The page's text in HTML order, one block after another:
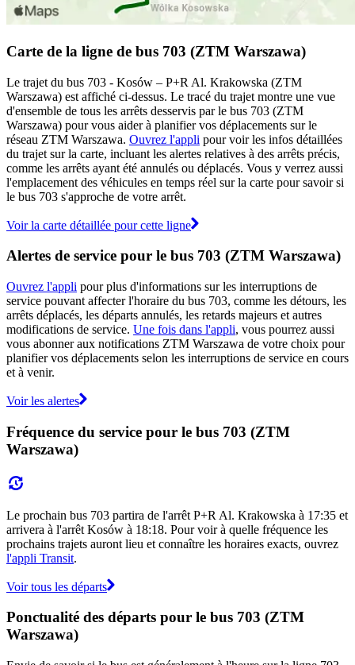
Carte de la ligne de bus 703 (ZTM Warszawa)
Le trajet du bus 703 - Kosów – P+R Al. Krakowska (ZTM
Warszawa) est affiché ci-dessus. Le tracé du trajet montre une vue
d'ensemble de tous les arrêts desservis par le bus 703 (ZTM
Warszawa) pour vous aider à planifier vos déplacements sur le
réseau ZTM Warszawa. Ouvrez l'appli pour voir les infos détaillées
du trajet sur la carte, incluant les alertes relatives à des arrêts précis,
comme les arrêts ayant été annulés ou déplacés. Vous y verrez aussi
l'emplacement des véhicules en temps réel sur la carte pour savoir si
le bus 703 s'approche de votre arrêt.
Voir la carte détaillée pour cette ligne
Alertes de service pour le bus 703 (ZTM Warszawa)
Ouvrez l'appli pour plus d'informations sur les interruptions de
service pouvant affecter l'horaire du bus 703, comme les détours, les
arrêts déplacés, les départs annulés, les retards majeurs et autres
modifications de service. Une fois dans l'appli, vous pourrez aussi
vous abonner aux notifications ZTM Warszawa de votre choix pour
planifier vos déplacements selon les interruptions de service en cours
et à venir.
Voir les alertes
Fréquence du service pour le bus 703 (ZTM
Warszawa)
Le prochain bus 703 partira de l'arrêt P+R Al. Krakowska à 17:35 et
arrivera à l'arrêt Kosów à 18:18. Pour voir à quelle fréquence les
prochains trajets auront lieu et connaître les horaires exacts, ouvrez
l'appli Transit.
Voir tous les départs
Ponctualité des départs pour le bus 703 (ZTM
Warszawa)